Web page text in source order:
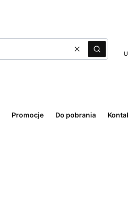
WyczyśćSzukaj
Promocje Do pobrania